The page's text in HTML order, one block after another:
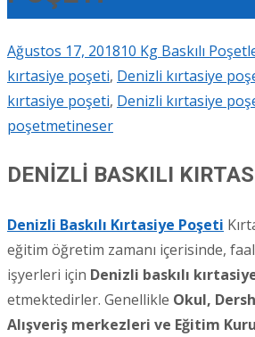
Ağustos 17, 201810 Kg Baskılı
kırtasiye poşeti, Denizli kırtasiye
kırtasiye poşeti, Denizli kırtasiye
poşetmetineser
DENİZLİ BASKILI
Denizli Baskılı Kırtasiye Poşeti
eğitim öğretim zamanı içerisinde,
işyerleri için Denizli baskılı
etmektedirler. Genellikle Okul,
Alışveriş merkezleri ve Eğitim